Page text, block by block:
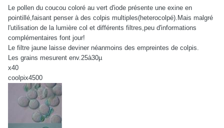
Le pollen du coucou coloré au vert d'iode présente une exine en
pointillé,faisant penser à des colpis multiples(heterocolpé).Mais malgré
l'utilisation de la lumière col et différents filtres,peu d'informations
complémentaires font jour!
Le filtre jaune laisse deviner néanmoins des empreintes de colpis.
Les grains mesurent env.25à30µ
x40
coolpix4500